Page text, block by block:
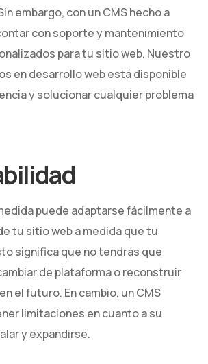
embargo, con un CMS hecho a
con soporte y mantenimiento
para tu sitio web. Nuestro
en desarrollo web está disponible
y solucionar cualquier problema
puede adaptarse fácilmente a
tu sitio web a medida que tu
significa que no tendrás que
de plataforma o reconstruir
el futuro. En cambio, un CMS
limitaciones en cuanto a su
y expandirse.